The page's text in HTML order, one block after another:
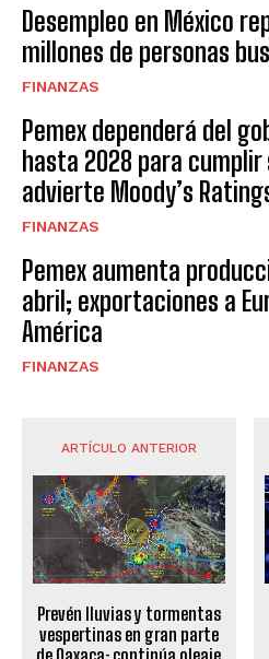
Desempleo en México
millones de personas
FINANZAS
Pemex dependerá del
hasta 2028 para
advierte Moody’s
FINANZAS
Pemex aumenta
abril; exportaciones a
América
FINANZAS
ARTÍCULO ANTERIOR
Prevén lluvias y tormentas
vespertinas en gran parte